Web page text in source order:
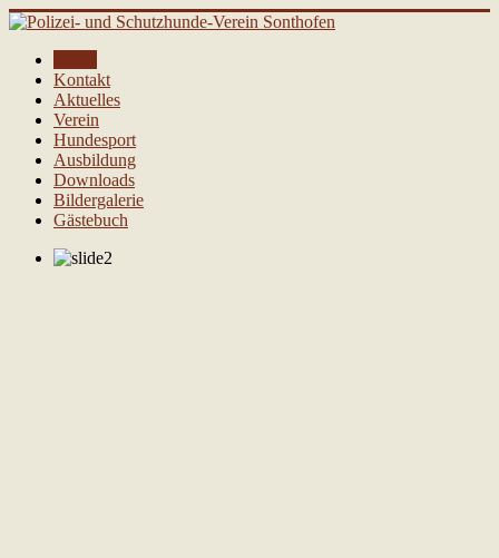
Kontakt
Aktuelles
Verein
Hundesport
Ausbildung
Downloads
Bildergalerie
Gästebuch